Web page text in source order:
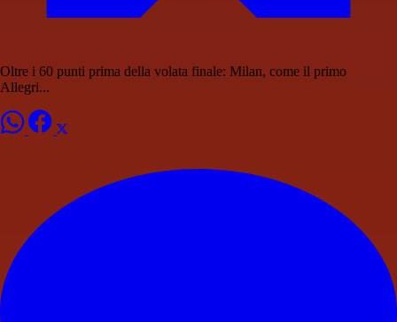
Oltre i 60 punti prima della volata finale: Milan, come il primo
Allegri...